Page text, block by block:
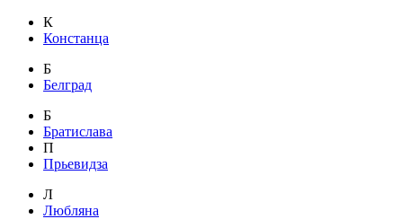
К
Констанца
Б
Белград
Б
Братислава
П
Прьевидза
Л
Любляна